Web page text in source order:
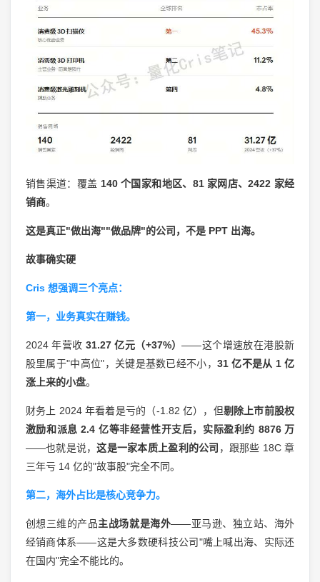
销售渠道：覆盖 140 个国家和地区、81 家网店、2422 家经
销商。
这是真正"做出海""做品牌"的公司，不是 PPT 出海。
故事确实硬
Cris 想强调三个亮点：
第一，业务真实在赚钱。
2024 年营收 31.27 亿元（+37%）——这个增速放在港股新
股里属于"中高位"，关键是基数已经不小， 31 亿不是从 1 亿
涨上来的小盘。
财务上 2024 年看着是亏的（-1.82 亿），但剔除上市前股权
激励和派息 2.4 亿等非经营性开支后，实际盈利约 8876 万
——也就是说，这是一家本质上盈利的公司 ，跟那些 18C 章
三年亏 14 亿的"故事股"完全不同。
第二，海外占比是核心竞争力。
创想三维的产品主战场就是海外——亚马逊、独立站、海外
经销商体系——这是大多数硬科技公司"嘴上喊出海、实际还
在国内"完全不能比的。